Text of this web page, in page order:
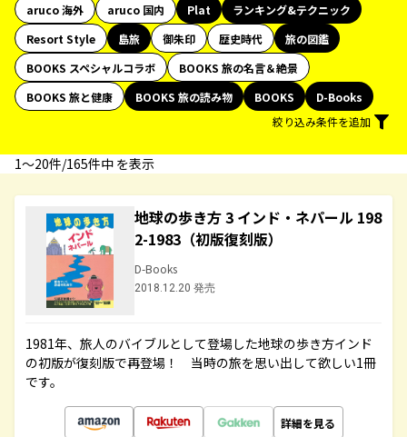
aruco 海外
aruco 国内 Plat
ランキング&テクニック
Resort Style
島旅 御朱印 歴史時代
旅の図鑑
BOOKS スペシャルコラボ
BOOKS 旅の名言＆絶景
BOOKS 旅と健康
BOOKS 旅の読み物 BOOKS
D-Books
絞り込み条件を追加
1〜20件/165件中 を表示
地球の歩き方 3 インド・ネパール 198
2-1983（初版復刻版）
D-Books
2018.12.20 発売
1981年、旅人のバイブルとして登場した地球の歩き方インド
の初版が復刻版で再登場！ 当時の旅を思い出して欲しい1冊
です。
詳細を見る